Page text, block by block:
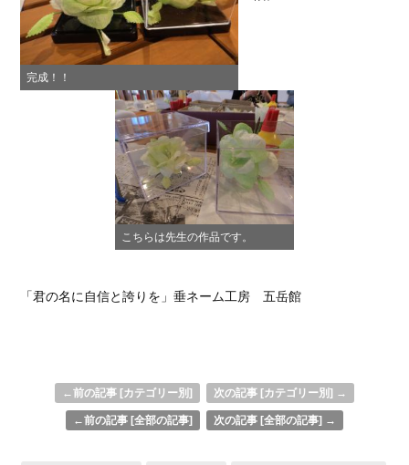
完成！！
こちらは先生の作品です。
「君の名に自信と誇りを」垂ネーム工房 五岳館
←前の記事 [カテゴリー別] 次の記事 [カテゴリー別] →
←前の記事 [全部の記事] 次の記事 [全部の記事] →